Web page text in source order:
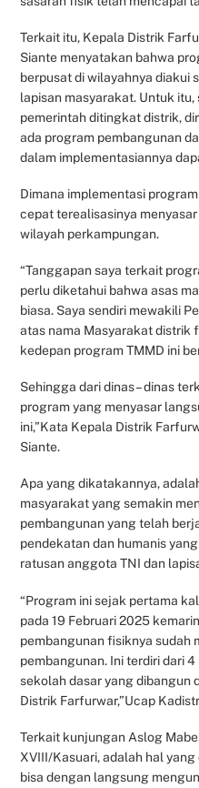
Terkait itu, Kepala Distrik
Siante menyatakan bahwa
berpusat di wilayahnya diakui
lapisan masyarakat. Untuk
pemerintah ditingkat distrik,
ada program pembangunan
dalam implementasiannya
Dimana implementasi
cepat terealisasinya
wilayah perkampungan.
“Tanggapan saya terkait
perlu diketahui bahwa asas
biasa. Saya sendiri mewakili
atas nama Masyarakat distrik
kedepan program TMMD ini
Sehingga dari dinas – dinas
program yang menyasar
ini,”Kata Kepala Distrik
Siante.
Apa yang dikatakannya,
masyarakat yang semakin
pembangunan yang telah
pendekatan dan humanis
ratusan anggota TNI dan
“Program ini sejak pertama
pada 19 Februari 2025
pembangunan fisiknya sudah
pembangunan. Ini terdiri dari
sekolah dasar yang dibangun
Distrik Farfurwar,”Ucap
Terkait kunjungan Aslog
XVIII/Kasuari, adalah hal
bisa dengan langsung